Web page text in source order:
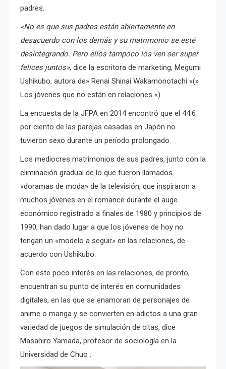
padres.
«No es que sus padres están abiertamente en
desacuerdo con los demás y su matrimonio se esté
desintegrando. Pero ellos tampoco los ven ser super
felices juntos», dice la escritora de marketing, Megumi
Ushikubo, autora de» Renai Shinai Wakamonotachi «(»
Los jóvenes que no están en relaciones «).
La encuesta de la JFPA en 2014 encontró que el 44.6
por ciento de las parejas casadas en Japón no
tuvieron sexo durante un período prolongado.
Los mediocres matrimonios de sus padres, junto con la
eliminación gradual de lo que fueron llamados
«doramas de moda» de la televisión, que inspiraron a
muchos jóvenes en el romance durante el auge
económico registrado a finales de 1980 y principios de
1990, han dado lugar a que los jóvenes de hoy no
tengan un «modelo a seguir» en las relaciones, de
acuerdo con Ushikubo.
Con este poco interés en las relaciones, de pronto,
encuentran su punto de interés en comunidades
digitales, en las que se enamoran de personajes de
anime o manga y se convierten en adictos a una gran
variedad de juegos de simulación de citas, dice
Masahiro Yamada, profesor de sociología en la
Universidad de Chuo .